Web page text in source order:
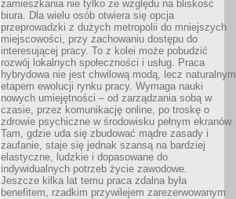
zamieszkania nie tylko ze względu na bliskość
biura. Dla wielu osób otwiera się opcja
przeprowadzki z dużych metropolii do mniejszych
miejscowości, przy zachowaniu dostępu do
interesującej pracy. To z kolei może pobudzić
rozwój lokalnych społeczności i usług. Praca
hybrydowa nie jest chwilową modą, lecz naturalnym
etapem ewolucji rynku pracy. Wymaga nauki
nowych umiejętności – od zarządzania sobą w
czasie, przez komunikację online, po troskę o
zdrowie psychiczne w środowisku pełnym ekranów.
Tam, gdzie uda się zbudować mądre zasady i
zaufanie, staje się jednak szansą na bardziej
elastyczne, ludzkie i dopasowane do
indywidualnych potrzeb życie zawodowe.
Jeszcze kilka lat temu praca zdalna była
benefitem, rzadkim przywilejem zarezerwowanym